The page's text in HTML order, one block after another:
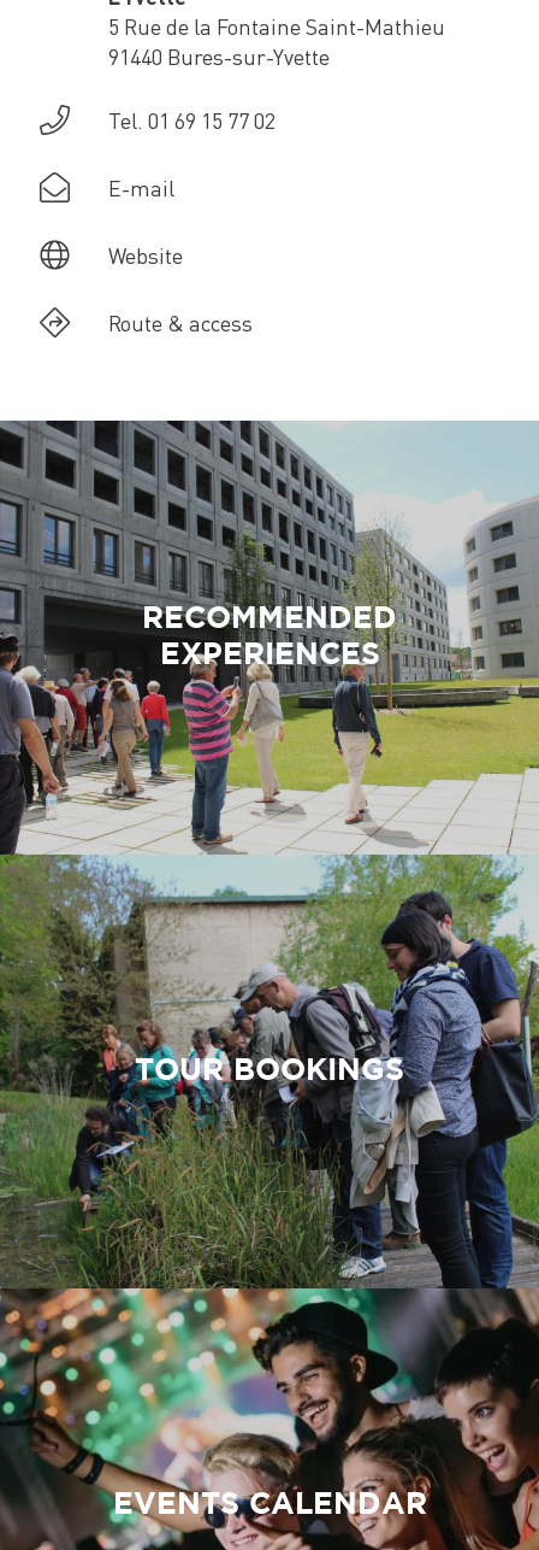
5 Rue de la Fontaine Saint-Mathieu
91440 Bures-sur-Yvette
Tel. 01 69 15 77 02
E-mail
Website
Route & access
RECOMMENDED
EXPERIENCES
TOUR BOOKINGS
EVENTS CALENDAR